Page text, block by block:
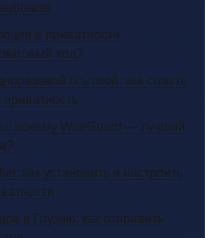
в приватности
ход?
ссылкой: как скрыть
приватность
почему WireGuard — лучший
как установить и настроить
в Грузию: как отправить